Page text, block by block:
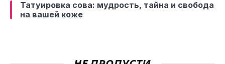
Татуировка сова: мудрость, тайна и свобода
на вашей коже